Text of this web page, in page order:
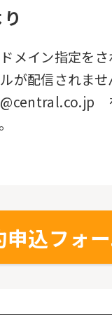
メイン指定を
が配信されま
@central.co.jp
申込フォ